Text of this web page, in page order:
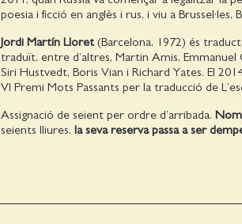
poesia i ficció en anglès i rus, i viu a Brussel·les,
Jordi Martín Lloret(Barcelona, 1972) és
traduït, entre d’altres, Martin Amis,
Siri Hustvedt, Boris Vian i Richard Yates. El
VI Premi Mots Passants per la traducció de
Assignació de seient per ordre d’arribada.
seients lliures, la seva reserva passa a ser